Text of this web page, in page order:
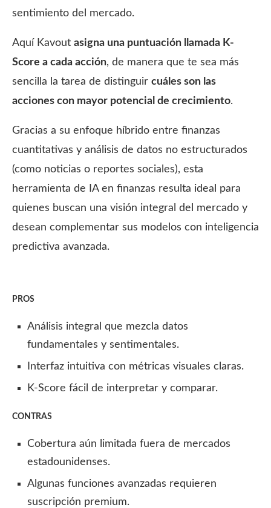
sentimiento del mercado.
Aquí Kavout asigna una puntuación llamada K-
Score a cada acción, de manera que te sea más
sencilla la tarea de distinguir cuáles son las
acciones con mayor potencial de crecimiento.
Gracias a su enfoque híbrido entre finanzas
cuantitativas y análisis de datos no estructurados
(como noticias o reportes sociales), esta
herramienta de IA en finanzas resulta ideal para
quienes buscan una visión integral del mercado y
desean complementar sus modelos con inteligencia
predictiva avanzada.
PROS
Análisis integral que mezcla datos
fundamentales y sentimentales.
Interfaz intuitiva con métricas visuales claras.
K-Score fácil de interpretar y comparar.
CONTRAS
Cobertura aún limitada fuera de mercados
estadounidenses.
Algunas funciones avanzadas requieren
suscripción premium.